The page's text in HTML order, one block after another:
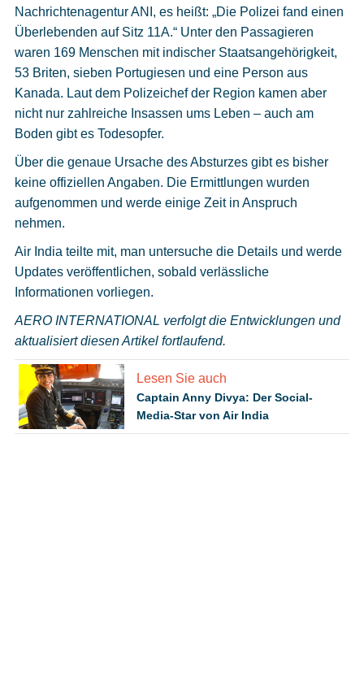
Nachrichtenagentur ANI, es heißt: „Die Polizei fand einen
Überlebenden auf Sitz 11A.“ Unter den Passagieren
waren 169 Menschen mit indischer Staatsangehörigkeit,
53 Briten, sieben Portugiesen und eine Person aus
Kanada. Laut dem Polizeichef der Region kamen aber
nicht nur zahlreiche Insassen ums Leben – auch am
Boden gibt es Todesopfer.
Über die genaue Ursache des Absturzes gibt es bisher
keine offiziellen Angaben. Die Ermittlungen wurden
aufgenommen und werde einige Zeit in Anspruch
nehmen.
Air India teilte mit, man untersuche die Details und werde
Updates veröffentlichen, sobald verlässliche
Informationen vorliegen.
AERO INTERNATIONAL verfolgt die Entwicklungen und
aktualisiert diesen Artikel fortlaufend.
Lesen Sie auch
Captain Anny Divya: Der Social-
Media-Star von Air India